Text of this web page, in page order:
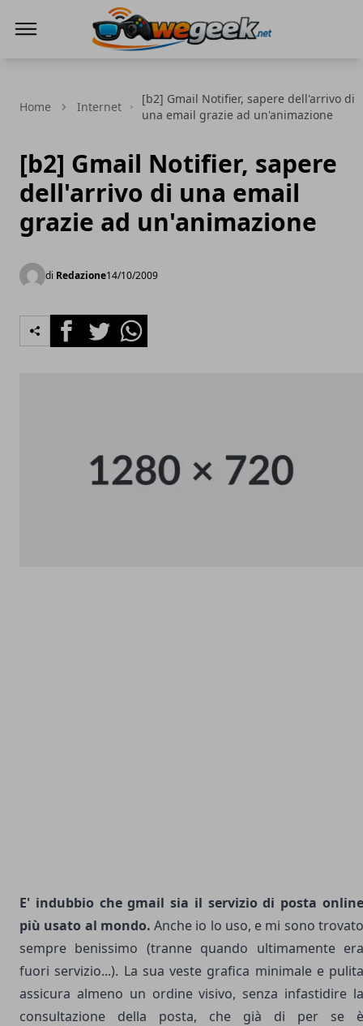
Home Internet
[b2] Gmail Notifier, sapere dell'arrivo di
una email grazie ad un'animazione
[b2] Gmail Notifier, sapere
dell'arrivo di una email
grazie ad un'animazione
di Redazione14/10/2009
FacebookTwitterWhatsapp
E' indubbio chegmail sia il servizio di posta
più usato al mondo. Anche io lo uso, e mi sono
sempre benissimo (tranne quando ultimamente era
fuori servizio...). La sua veste grafica minimale e pulita
assicura almeno un ordine visivo, senza infastidire la
consultazione della posta, che già di per se è